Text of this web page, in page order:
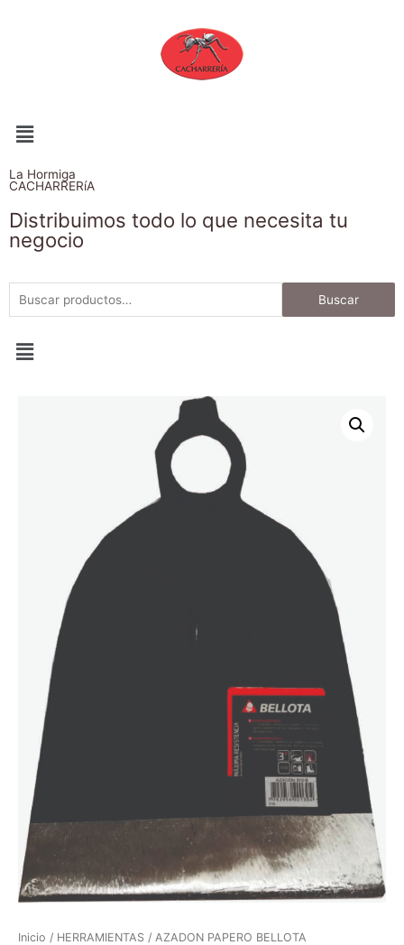
La Hormiga
CACHARRERíA
Distribuimos todo lo que necesita tu
negocio
Buscar
Inicio / HERRAMIENTAS / AZADON PAPERO BELLOTA